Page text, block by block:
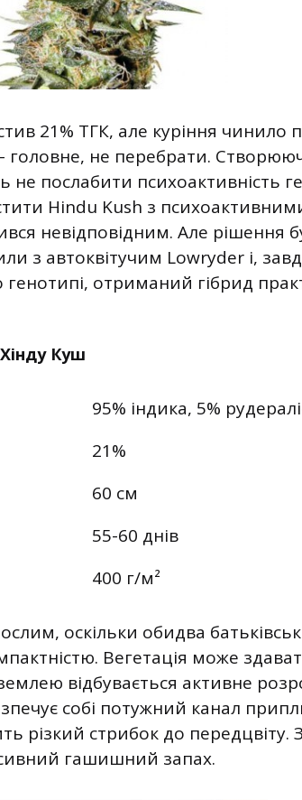
21% ТГК, але куріння чинило
головне, не перебрати.
послабити психоактивність
Hindu Kush з
невідповідним. Але рішення
з автоквітучим Lowryder і,
отриманий гібрид
Куш
95% індика, 5%
21%
60 см
55-60 днів
400 г/м²
оскільки обидва
Вегетація може
відбувається активне
собі потужний канал
різкий стрибок до передцвіту.
гашишний запах.